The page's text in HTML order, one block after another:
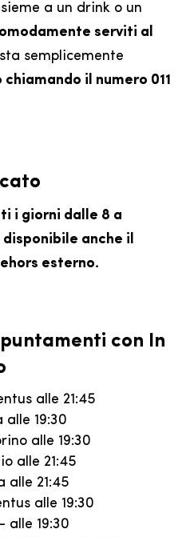
a un drink o un
serviti al
semplicemente
il numero 011
i giorni dalle 8 a
disponibile anche il
esterno.
con In
alle 21:45
alle 19:30
alle 19:30
alle 21:45
alle 21:45
alle 19:30
alle 19:30